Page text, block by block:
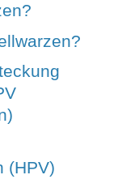
(HPV)